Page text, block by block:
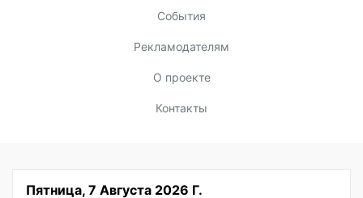
События
Рекламодателям
О проекте
Контакты
Пятница, 7 Августа 2026 Г.